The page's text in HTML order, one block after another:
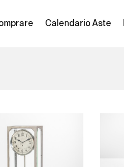
Calendario Aste